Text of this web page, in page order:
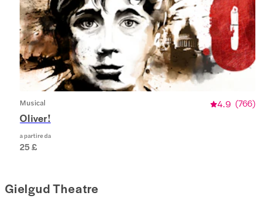
Musical 4.9 (766)
Oliver!
a partire da
25 £
Gielgud Theatre